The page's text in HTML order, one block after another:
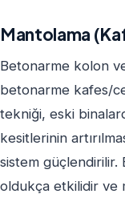
Mantolama
Betonarme kolon
betonarme kafes/
tekniği, eski
kesitlerinin
sistem güçlendirilir.
oldukça etkilidir ve